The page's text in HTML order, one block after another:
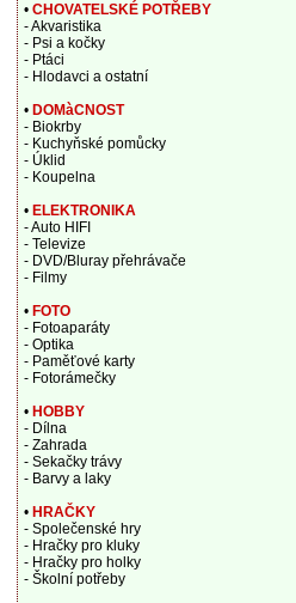
• CHOVATELSKÉ POTŘEBY
- Akvaristika
- Psi a kočky
- Ptáci
- Hlodavci a ostatní
• DOMàCNOST
- Biokrby
- Kuchyňské pomůcky
- Úklid
- Koupelna
• ELEKTRONIKA
- Auto HIFI
- Televize
- DVD/Bluray přehrávače
- Filmy
• FOTO
- Fotoaparáty
- Optika
- Paměťové karty
- Fotorámečky
• HOBBY
- Dílna
- Zahrada
- Sekačky trávy
- Barvy a laky
• HRAČKY
- Společenské hry
- Hračky pro kluky
- Hračky pro holky
- Školní potřeby